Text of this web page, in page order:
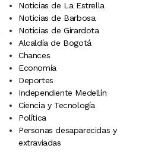
Noticias de La Estrella
Noticias de Barbosa
Noticias de Girardota
Alcaldía de Bogotá
Chances
Economía
Deportes
Independiente Medellín
Ciencia y Tecnología
Política
Personas desaparecidas y
extraviadas